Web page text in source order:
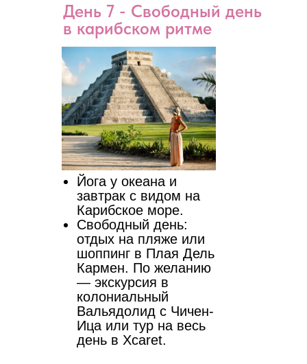
День 7 - Свободный день
в карибском ритме
Йога у океана и
завтрак с видом на
Карибское море.
Свободный день:
отдых на пляже или
шоппинг в Плая Дель
Кармен. По желанию
— экскурсия в
колониальный
Вальядолид с Чичен-
Ица или тур на весь
день в Xcaret.